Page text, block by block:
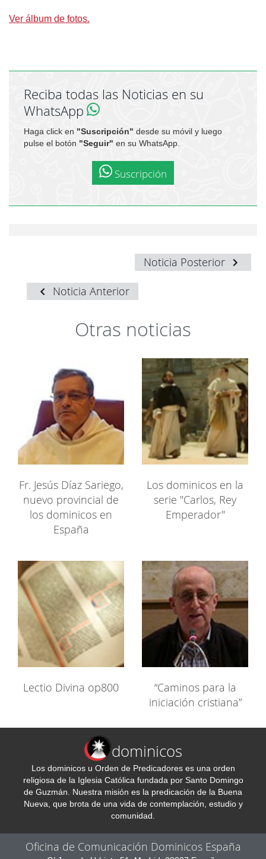
Ver álbum de fotos.
Reciba todas las Noticias en su
WhatsApp
Haga click en "Suscripción" desde su móvil y luego
pulse el botón "Seguir" en su WhatsApp.
Suscripción
Noticia Posterior
Noticia Anterior
Otras noticias
Fr. Jesús Díaz Sariego,
nuevo provincial de
los dominicos en
España
Los dominicos en la
serie "Carlos, Rey
Emperador"
Lectio Divina op800
“Caminos para la
iniciación cristiana”
dominicos
Los dominicos u Orden de Predicadores es una orden
religiosa de la Iglesia Católica fundada por Santo Domingo
de Guzmán. Nuestra misión es la predicación de la Buena
Nueva, que brota de una vida de contemplación, estudio y
comunidad.
Oficina de Comunicación Dominicos España